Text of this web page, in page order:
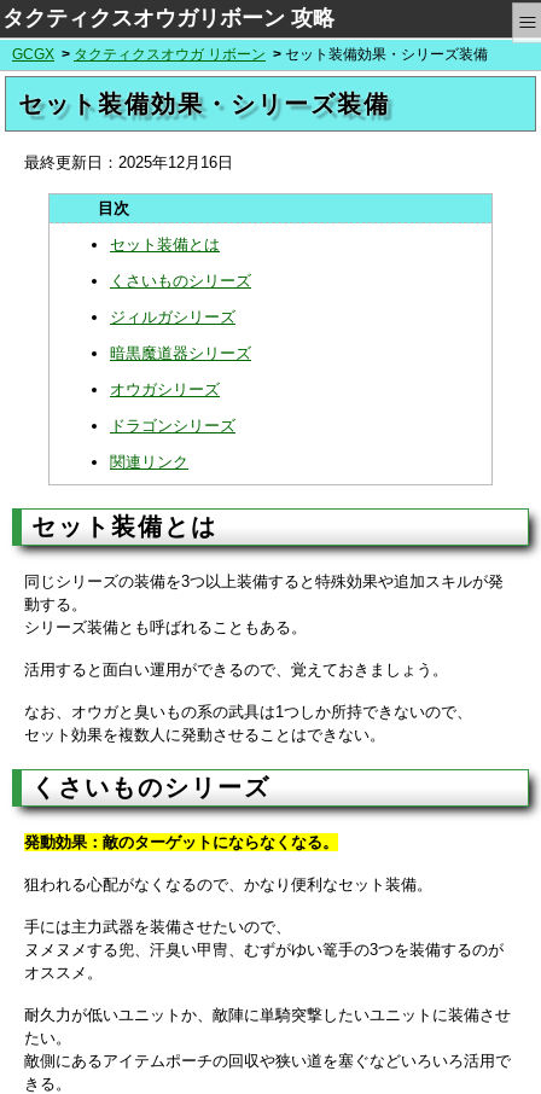
タクティクスオウガリボーン 攻略 ≡
GCGX タクティクスオウガ リボーン セット装備効果・シリーズ装備
セット装備効果・シリーズ装備
最終更新日： 2025年12月16日
セット装備とは
くさいものシリーズ
ジィルガシリーズ
暗黒魔道器シリーズ
オウガシリーズ
ドラゴンシリーズ
関連リンク
セット装備とは
同じシリーズの装備を3つ以上装備すると特殊効果や追加スキルが発
動する。
シリーズ装備とも呼ばれることもある。
活用すると面白い運用ができるので、覚えておきましょう。
なお、オウガと臭いもの系の武具は1つしか所持できないので、
セット効果を複数人に発動させることはできない。
くさいものシリーズ
発動効果：敵のターゲットにならなくなる。
狙われる心配がなくなるので、かなり便利なセット装備。
手には主力武器を装備させたいので、
ヌメヌメする兜、汗臭い甲冑、むずがゆい篭手の3つを装備するのが
オススメ。
耐久力が低いユニットか、敵陣に単騎突撃したいユニットに装備させ
たい。
敵側にあるアイテムポーチの回収や狭い道を塞ぐなどいろいろ活用で
きる。